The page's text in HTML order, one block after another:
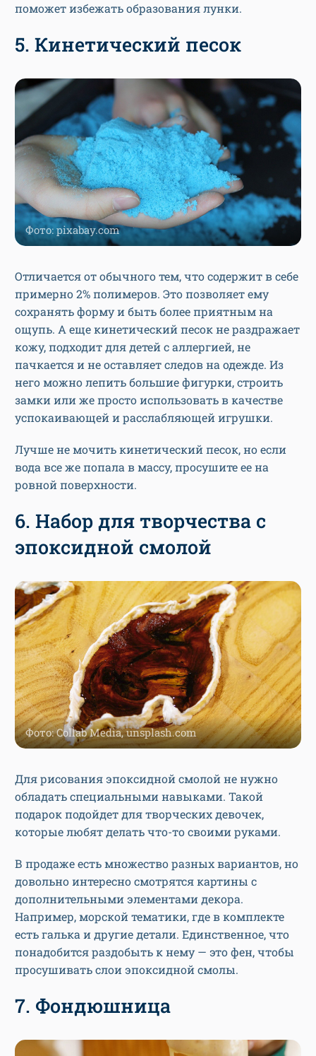
поможет избежать образования лунки.
5. Кинетический песок
Фото: pixabay.com
Отличается от обычного тем, что содержит в себе
примерно 2% полимеров. Это позволяет ему
сохранять форму и быть более приятным на
ощупь. А еще кинетический песок не раздражает
кожу, подходит для детей с аллергией, не
пачкается и не оставляет следов на одежде. Из
него можно лепить большие фигурки, строить
замки или же просто использовать в качестве
успокаивающей и расслабляющей игрушки.
Лучше не мочить кинетический песок, но если
вода все же попала в массу, просушите ее на
ровной поверхности.
6. Набор для творчества с
эпоксидной смолой
Фото: Collab Media, unsplash.com
Для рисования эпоксидной смолой не нужно
обладать специальными навыками. Такой
подарок подойдет для творческих девочек,
которые любят делать что-то своими руками.
В продаже есть множество разных вариантов, но
довольно интересно смотрятся картины с
дополнительными элементами декора.
Например, морской тематики, где в комплекте
есть галька и другие детали. Единственное, что
понадобится раздобыть к нему — это фен, чтобы
просушивать слои эпоксидной смолы.
7. Фондюшница